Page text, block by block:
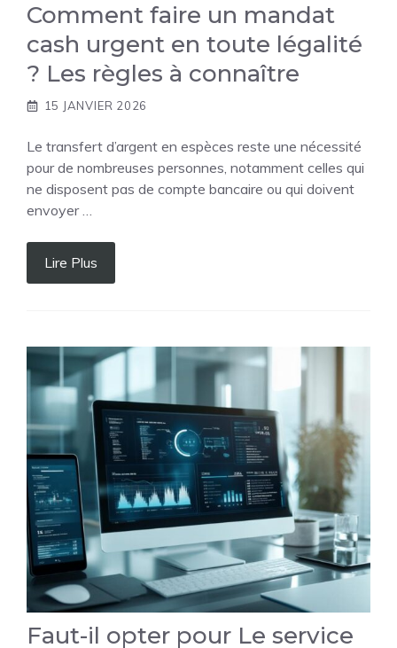
Comment faire un mandat
cash urgent en toute légalité
? Les règles à connaître
15 JANVIER 2026
Le transfert d’argent en espèces reste une nécessité
pour de nombreuses personnes, notamment celles qui
ne disposent pas de compte bancaire ou qui doivent
envoyer …
Lire Plus
Faut-il opter pour Le service